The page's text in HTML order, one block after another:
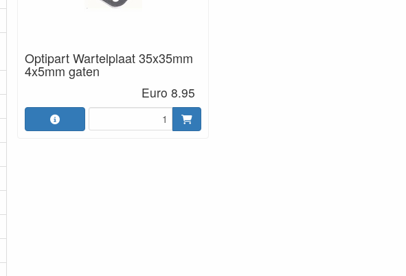
Optipart Wartelplaat 35x35mm
4x5mm gaten
Euro 8.95